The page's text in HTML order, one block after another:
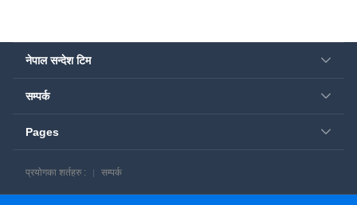
नेपाल सन्देश टिम
सम्पर्क
Pages
प्रयोगका शर्तहरु : सम्पर्क